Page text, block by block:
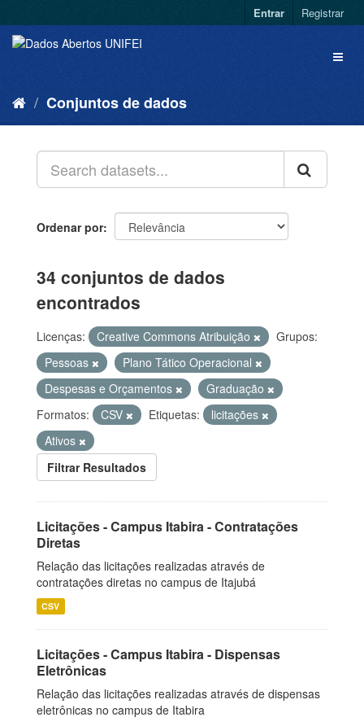
Entrar Registrar
Conjuntos de dados
Ordenar por
34 conjuntos de dados
encontrados
Licenças: Creative Commons Atribuição
Grupos:
Pessoas
Plano Tático Operacional
Despesas e Orçamentos
Graduação
Formatos:
CSV Etiquetas:
licitações
Ativos
Filtrar Resultados
Licitações - Campus Itabira - Contratações
Diretas
Relação das licitações realizadas através de
contratações diretas no campus de Itajubá
CSV
Licitações - Campus Itabira - Dispensas
Eletrônicas
Relação das licitações realizadas através de dispensas
eletrônicas no campus de Itabira